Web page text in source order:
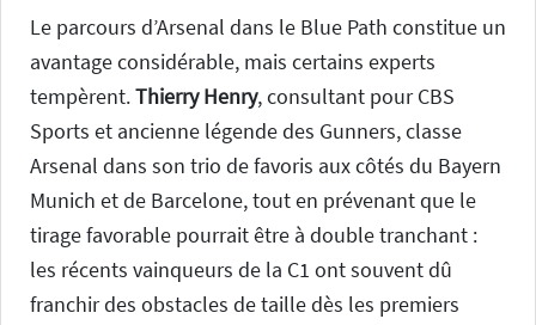
Le parcours d’Arsenal dans le Blue Path constitue un
avantage considérable, mais certains experts
tempèrent.Thierry Henry, consultant pour CBS
Sports et ancienne légende des Gunners, classe
Arsenal dans son trio de favoris aux côtés du Bayern
Munich et de Barcelone, tout en prévenant que le
tirage favorable pourrait être à double tranchant :
les récents vainqueurs de la C1 ont souvent dû
franchir des obstacles de taille dès les premiers